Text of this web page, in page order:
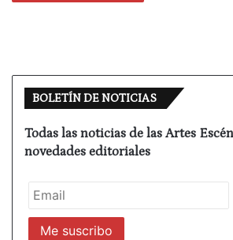
BOLETÍN DE NOTICIAS
Todas las noticias de las Artes
novedades editoriales